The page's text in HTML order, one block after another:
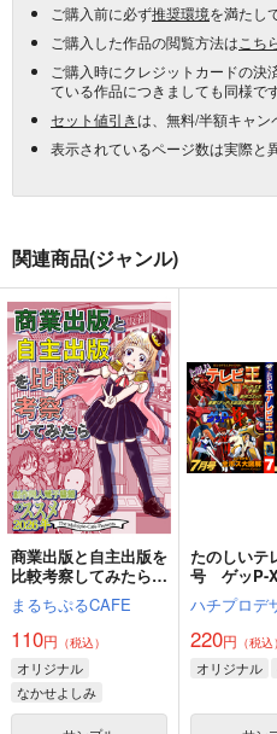
ご購入前に必ず推奨環境を満たし
ご購入した作品の閲覧方法は こち
ご購入時にクレジットカードの決
ている作品につきましても同様です
セット値引きは、無料/半額キャン
表示されているページ数は実際と
関連商品(ジャンル)
商業出版と自主出版を
比較考察してみたら
創作同人電子書籍のス
スメ2026年
まるちぷるCAFE
110円 （税込）
オリジナル
なかせよしみ
頼子さん
たのしいテ
号 ゲッP-
ハチプロデ
220円 （税込）
オリジナル